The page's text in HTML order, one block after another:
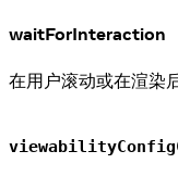
waitForInteraction
在用户滚动或在渲染